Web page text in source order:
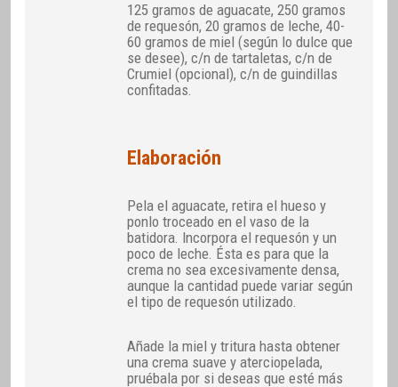
125 gramos de aguacate, 250 gramos
de requesón, 20 gramos de leche, 40-
60 gramos de miel (según lo dulce que
se desee), c/n de tartaletas, c/n de
Crumiel (opcional), c/n de guindillas
confitadas.
Elaboración
Pela el aguacate, retira el hueso y
ponlo troceado en el vaso de la
batidora. Incorpora el requesón y un
poco de leche. Ésta es para que la
crema no sea excesivamente densa,
aunque la cantidad puede variar según
el tipo de requesón utilizado.
Añade la miel y tritura hasta obtener
una crema suave y aterciopelada,
pruébala por si deseas que esté más